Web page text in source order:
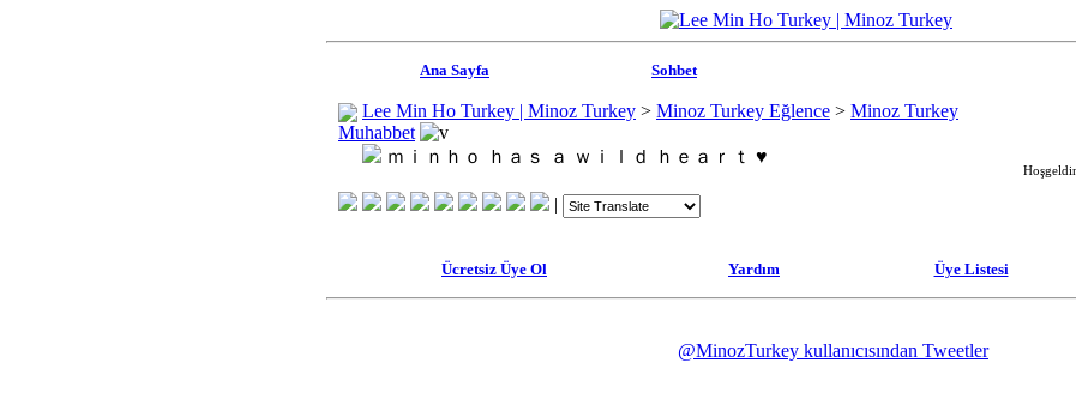
Ana Sayfa Sohbet
Lee Min Ho Turkey | Minoz Turkey > Minoz Turkey Eğlence > Minoz Turkey
Muhabbet
ｍｉｎｈｏ ｈａｓ ａ ｗｉｌｄ ｈｅａｒｔ ♥
|
Ücretsiz Üye Ol Yardım Üye Listesi
@MinozTurkey kullanıcısından Tweetler